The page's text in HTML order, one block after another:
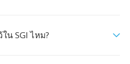
น SGI ไหม?